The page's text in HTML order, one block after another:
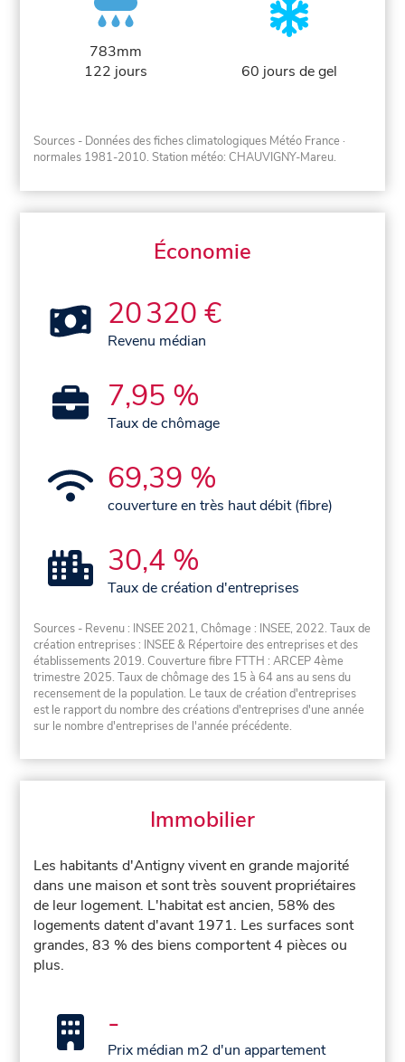
783mm
122 jours
60 jours de gel
Sources - Données des fiches climatologiques Météo France ·
normales 1981-2010. Station météo: CHAUVIGNY-Mareu.
Économie
20 320 €
Revenu médian
7,95 %
Taux de chômage
69,39 %
couverture en très haut débit (fibre)
30,4 %
Taux de création d'entreprises
Sources - Revenu : INSEE 2021, Chômage : INSEE, 2022. Taux de
création entreprises : INSEE & Répertoire des entreprises et des
établissements 2019. Couverture fibre FTTH : ARCEP 4ème
trimestre 2025. Taux de chômage des 15 à 64 ans au sens du
recensement de la population. Le taux de création d'entreprises
est le rapport du nombre des créations d'entreprises d'une année
sur le nombre d'entreprises de l'année précédente.
Immobilier
Les habitants d'Antigny vivent en grande majorité
dans une maison et sont très souvent propriétaires
de leur logement. L'habitat est ancien, 58% des
logements datent d'avant 1971. Les surfaces sont
grandes, 83 % des biens comportent 4 pièces ou
plus.
-
Prix médian m2 d'un appartement